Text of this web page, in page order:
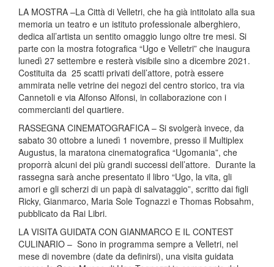
LA MOSTRA –La Città di Velletri, che ha già intitolato alla sua
memoria un teatro e un istituto professionale alberghiero,
dedica all’artista un sentito omaggio lungo oltre tre mesi. Si
parte con la mostra fotografica “Ugo e Velletri” che inaugura
lunedì 27 settembre e resterà visibile sino a dicembre 2021.
Costituita da 25 scatti privati dell’attore, potrà essere
ammirata nelle vetrine dei negozi del centro storico, tra via
Cannetoli e via Alfonso Alfonsi, in collaborazione con i
commercianti del quartiere.
RASSEGNA CINEMATOGRAFICA – Si svolgerà invece, da
sabato 30 ottobre a lunedì 1 novembre, presso il Multiplex
Augustus, la maratona cinematografica “Ugomania”, che
proporrà alcuni dei più grandi successi dell’attore. Durante la
rassegna sarà anche presentato il libro “Ugo, la vita, gli
amori e gli scherzi di un papà di salvataggio”, scritto dai figli
Ricky, Gianmarco, Maria Sole Tognazzi e Thomas Robsahm,
pubblicato da Rai Libri.
LA VISITA GUIDATA CON GIANMARCO E IL CONTEST
CULINARIO – Sono in programma sempre a Velletri, nel
mese di novembre (date da definirsi), una visita guidata